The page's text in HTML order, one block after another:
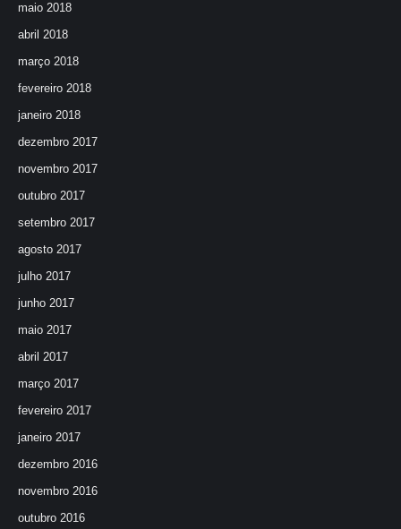
maio 2018
abril 2018
março 2018
fevereiro 2018
janeiro 2018
dezembro 2017
novembro 2017
outubro 2017
setembro 2017
agosto 2017
julho 2017
junho 2017
maio 2017
abril 2017
março 2017
fevereiro 2017
janeiro 2017
dezembro 2016
novembro 2016
outubro 2016